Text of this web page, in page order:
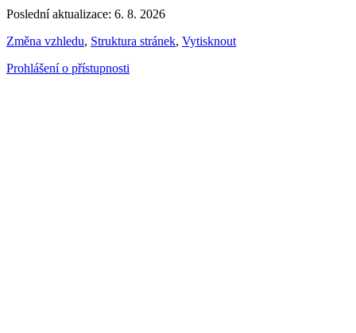
Poslední aktualizace: 6. 8. 2026
Změna vzhledu, Struktura stránek, Vytisknout
Prohlášení o přístupnosti